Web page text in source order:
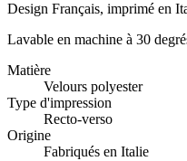
Design Français, imprimé en
Lavable en machine à 30
Matière
Velours polyester
Type d'impression
Recto-verso
Origine
Fabriqués en Italie